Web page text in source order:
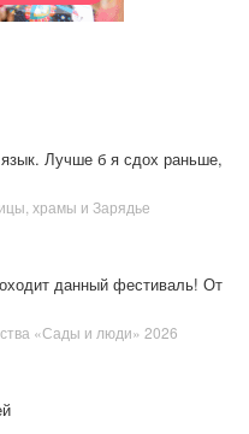
Лучше б я сдох раньше,
храмы и Зарядье
данный фестиваль! От
«Сады и люди» 2026